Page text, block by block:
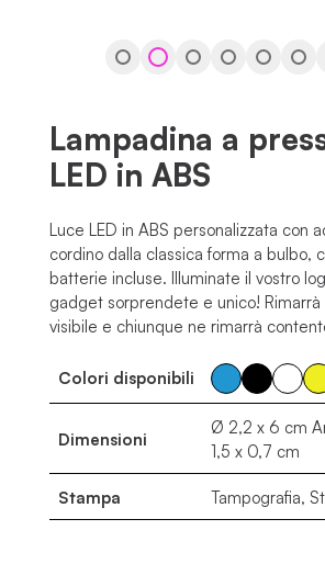
Lampadina a
LED in ABS
Luce LED in ABS personalizzata con
cordino dalla classica forma a bulbo,
batterie incluse. Illuminate il vostro
gadget sorprendete e unico!
visibile e chiunque ne rimarrà
Colori disponibili
Dimensioni
Ø 2,2 x 6 cm
1,5 x 0,7 cm
Stampa Tampografia,